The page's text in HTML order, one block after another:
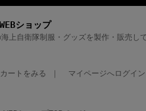
ショップ
上自衛隊制服・グッズを製作・販売し
カートをみる マイページへログイン